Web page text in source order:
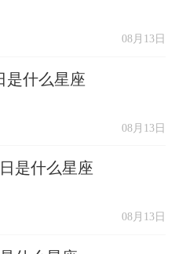
08月13日
是什么星座
08月13日
是什么星座
08月13日